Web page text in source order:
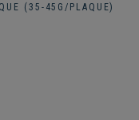
(35-45G/PLAQUE)